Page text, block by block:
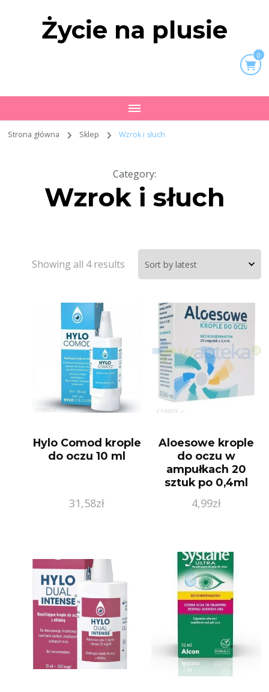
Życie na plusie
0
Strona główna Sklep Wzrok i słuch
Category:
Wzrok i słuch
Showing all 4 results
Hylo Comod krople
do oczu 10 ml
31,58zł
Aloesowe krople
do oczu w
ampułkach 20
sztuk po 0,4ml
4,99zł